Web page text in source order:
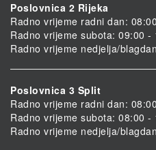
Poslovnica 2 Rijeka
Radno vrijeme radni dan:
Radno vrijeme subota: 09:00 -
Radno vrijeme nedjelja/
Poslovnica 3 Split
Radno vrijeme radni dan:
Radno vrijeme subota: 08:00 -
Radno vrijeme nedjelja/